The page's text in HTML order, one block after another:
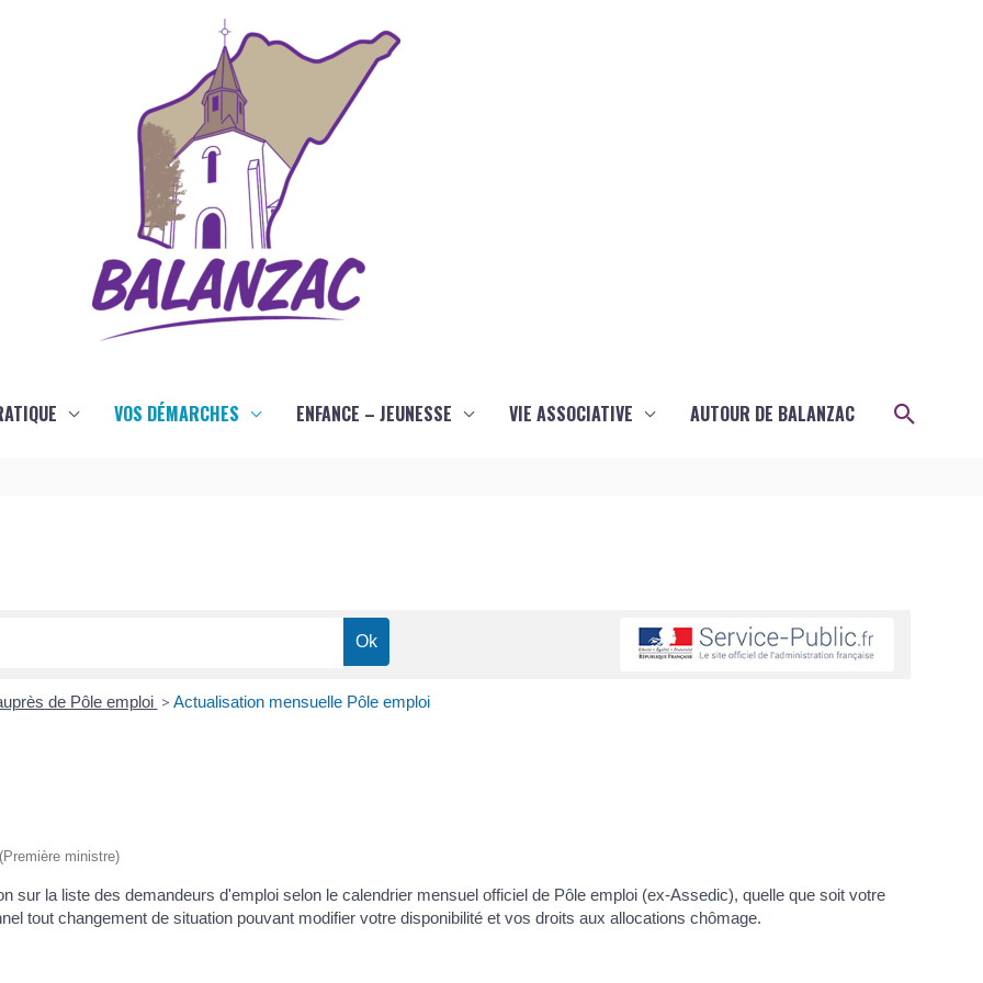
VOS DÉMARCHES ENFANCE – JEUNESSE VIE ASSOCIATIVE AUTOUR DE BALANZAC
de Pôle emploi > Actualisation mensuelle Pôle emploi
ministre)
sur la liste des demandeurs d'emploi selon le calendrier mensuel officiel de Pôle emploi (ex-Assedic), quelle que soit votre
tout changement de situation pouvant modifier votre disponibilité et vos droits aux allocations chômage.